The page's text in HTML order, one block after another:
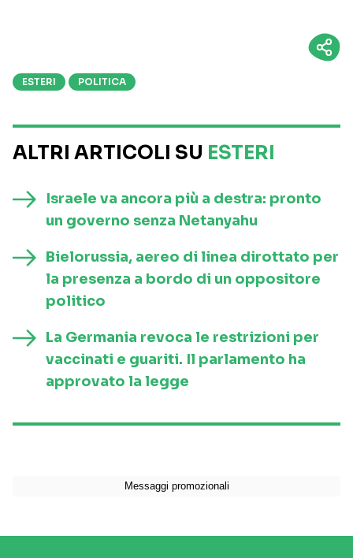
ESTERI POLITICA
ALTRI ARTICOLI SU ESTERI
Israele va ancora più a destra: pronto
un governo senza Netanyahu
Bielorussia, aereo di linea dirottato per
la presenza a bordo di un oppositore
politico
La Germania revoca le restrizioni per
vaccinati e guariti. Il parlamento ha
approvato la legge